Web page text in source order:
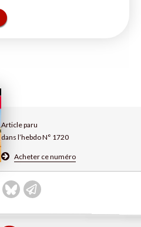
Article paru
dans l’hebdo N° 1720
Acheter ce numéro